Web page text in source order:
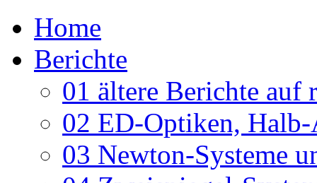
Home
Berichte
01 ältere Berichte auf
02 ED-Optiken, Halb-
03 Newton-Systeme